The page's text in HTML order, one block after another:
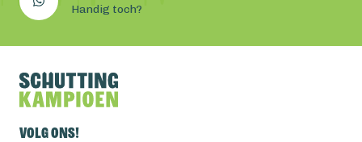
Handig toch?
Volg ons!